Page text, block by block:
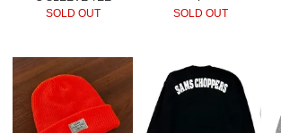
SOLD OUT
SOLD OUT